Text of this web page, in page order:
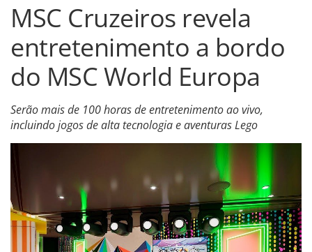
MSC Cruzeiros revela
entretenimento a bordo
do MSC World Europa
Serão mais de 100 horas de entretenimento ao vivo,
incluindo jogos de alta tecnologia e aventuras Lego